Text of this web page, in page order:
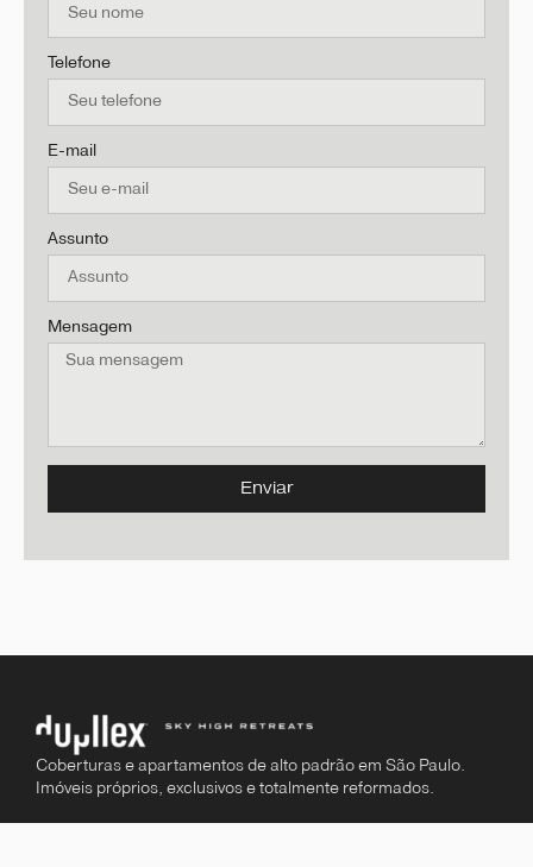
Telefone
E-mail
Assunto
Mensagem
Enviar
Coberturas e apartamentos de alto padrão em São Paulo.
Imóveis próprios, exclusivos e totalmente reformados.